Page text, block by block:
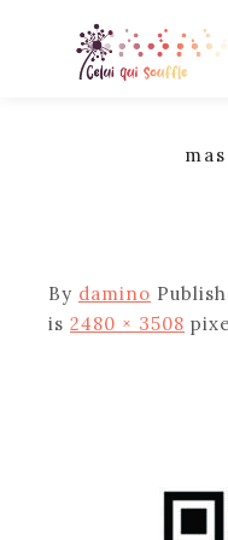
By damino
is 2480 × 3508